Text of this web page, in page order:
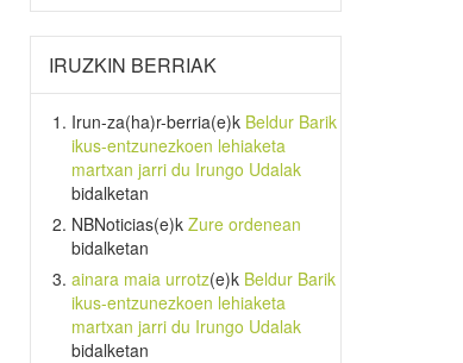
IRUZKIN BERRIAK
Irun-za(ha)r-berria(e)k Beldur Barik
ikus-entzunezkoen lehiaketa
martxan jarri du Irungo Udalak
bidalketan
NBNoticias(e)k Zure ordenean
bidalketan
ainara maia urrotz(e)k Beldur Barik
ikus-entzunezkoen lehiaketa
martxan jarri du Irungo Udalak
bidalketan